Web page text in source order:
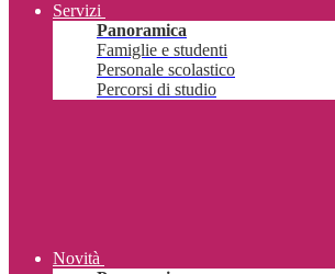
Servizi
Panoramica
Famiglie e studenti
Personale scolastico
Percorsi di studio
Novità